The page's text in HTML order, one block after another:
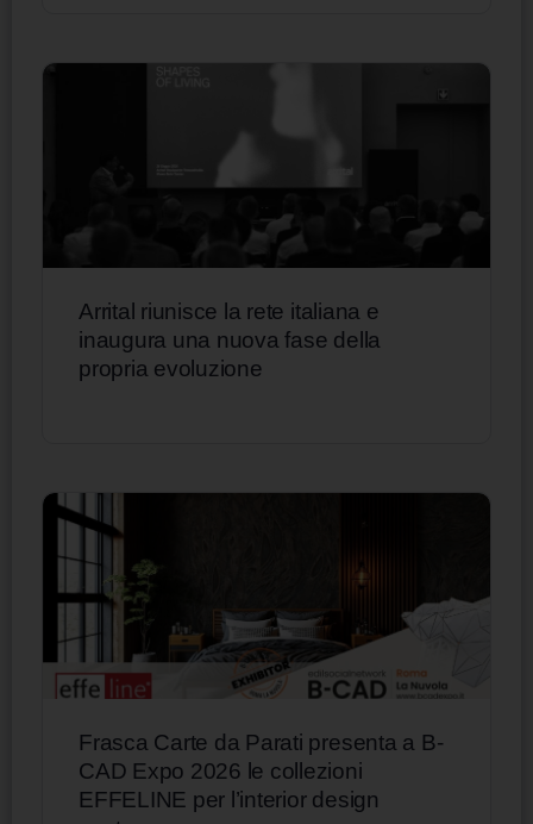
Arrital riunisce la rete italiana e
inaugura una nuova fase della
propria evoluzione
Frasca Carte da Parati presenta a B-
CAD Expo 2026 le collezioni
EFFELINE per l’interior design